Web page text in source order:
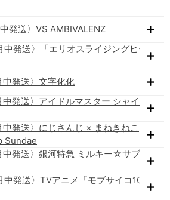
発送〉VS AMBIVALENZ
中発送〉「エリオスライジングヒーロ
中発送〉文字化化
中発送〉アイドルマスター シャイニー
中発送〉にじさんじ × まねきねこ
Sundae
中発送〉銀河特急 ミルキー☆サブウェ
中発送〉TVアニメ『モブサイコ100